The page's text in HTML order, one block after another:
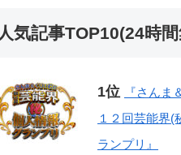
人気記事TOP10(24時
『さんま
１２回芸能界(
ランプリ』